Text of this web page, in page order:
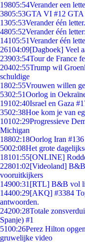
19805:54Verander een
3805:53GTA VI #12 GTA
1305:53Verander één
4805:52Verander één
14105:51Verander één
26104:09[Dagboek] Veel
23903:54Tour de France
20402:55Trump wil
schuldige
1802:55Vrouwen willen
5302:51Oorlog in
19102:40Israel en Gaza
3502:38Hoe kom je van
10102:29Progressieve
Michigan
18802:18Oorlog Iran
5002:08Het grote
18101:55[ONLINE]
22801:02[Videoland]
vooruitkijkers
14900:31 [RTL] B&B vol
14400:29[AKQ] #3384
antwoorden.
24200:28Totale
Spanje) #1
5100:26Perez Hilton
gruwelijke video